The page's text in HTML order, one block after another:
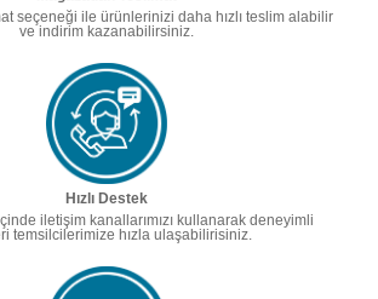
seçeneği ile ürünlerinizi daha hızlı teslim alabilir
ve indirim kazanabilirsiniz.
Hızlı Destek
iletişim kanallarımızı kullanarak deneyimli
temsilcilerimize hızla ulaşabilirisiniz.